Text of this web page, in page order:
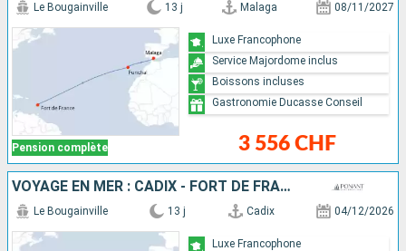
Pension complète
Le Bougainville 13 j Malaga 08/11/2027
3 556 CHF
Luxe Francophone
Service Majordome inclus
Boissons incluses
Gastronomie Ducasse Conseil
VOYAGE EN MER : CADIX - FORT DE FRANCE
Le Bougainville 13 j Cadix 04/12/2026
Luxe Francophone